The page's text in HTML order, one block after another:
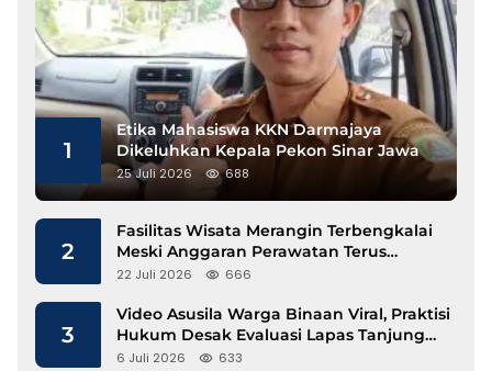
1
Etika Mahasiswa KKN Darmajaya
Dikeluhkan Kepala Pekon Sinar Jawa
25 Juli 2026 688
2
Fasilitas Wisata Merangin Terbengkalai
Meski Anggaran Perawatan Terus
Mengalir
22 Juli 2026 666
3
Video Asusila Warga Binaan Viral, Praktisi
Hukum Desak Evaluasi Lapas Tanjung
Raja
6 Juli 2026 633